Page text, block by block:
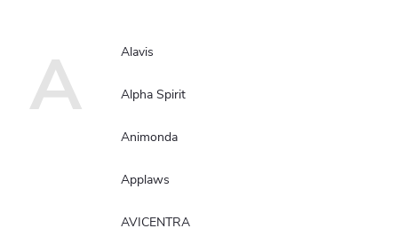
A Alavis
Alpha Spirit
Animonda
Applaws
AVICENTRA